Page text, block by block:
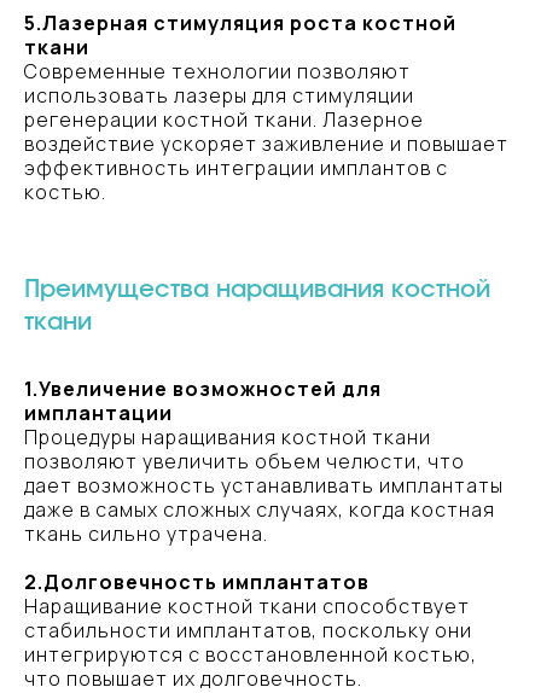
5.Лазерная стимуляция роста костной
ткани
Современные технологии позволяют
использовать лазеры для стимуляции
регенерации костной ткани. Лазерное
воздействие ускоряет заживление и повышает
эффективность интеграции имплантов с
костью.
Преимущества наращивания костной
ткани
1.Увеличение возможностей для
имплантации
Процедуры наращивания костной ткани
позволяют увеличить объем челюсти, что
дает возможность устанавливать имплантаты
даже в самых сложных случаях, когда костная
ткань сильно утрачена.
2.Долговечность имплантатов
Наращивание костной ткани способствует
стабильности имплантатов, поскольку они
интегрируются с восстановленной костью,
что повышает их долговечность.